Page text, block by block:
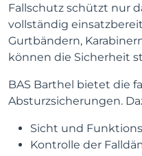
Fallschutz schützt nur
vollständig
Gurtbändern,
können die Sicherheit
BAS Barthel bietet die
Absturzsicherungen.
Sicht und
Kontrolle der